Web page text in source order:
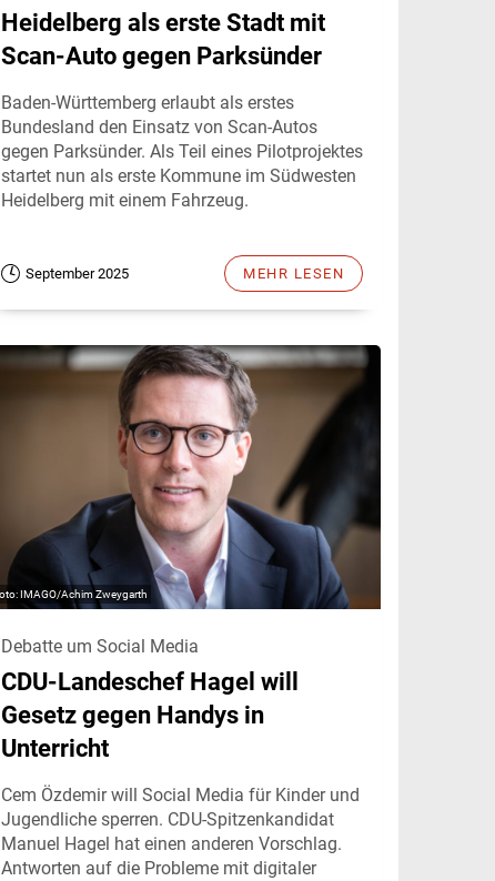
Heidelberg als erste Stadt mit
Scan-Auto gegen Parksünder
Baden-Württemberg erlaubt als erstes
Bundesland den Einsatz von Scan-Autos
gegen Parksünder. Als Teil eines Pilotprojektes
startet nun als erste Kommune im Südwesten
Heidelberg mit einem Fahrzeug.
September 2025 MEHR LESEN
IMAGO/Achim Zweygarth
Debatte um Social Media
CDU-Landeschef Hagel will
Gesetz gegen Handys in
Unterricht
Cem Özdemir will Social Media für Kinder und
Jugendliche sperren. CDU-Spitzenkandidat
Manuel Hagel hat einen anderen Vorschlag.
Antworten auf die Probleme mit digitaler